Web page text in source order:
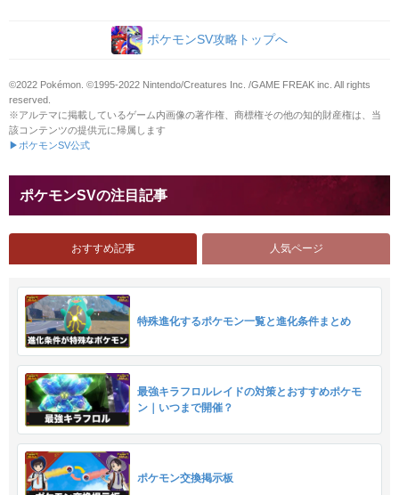
ポケモンSV攻略トップへ
©2022 Pokémon. ©1995-2022 Nintendo/Creatures Inc. /GAME FREAK inc. All rights
reserved.
※アルテマに掲載しているゲーム内画像の著作権、商標権その他の知的財産権は、当
該コンテンツの提供元に帰属します
▶ポケモンSV公式
ポケモンSVの注目記事
おすすめ記事 人気ページ
特殊進化するポケモン一覧と進化条件まとめ
最強キラフロルレイドの対策とおすすめポケモ
ン｜いつまで開催？
ポケモン交換掲示板